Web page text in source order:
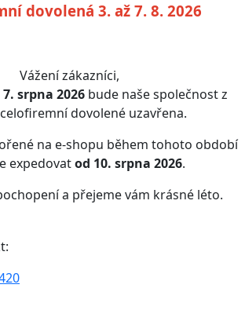
dovolená 3. až 7. 8. 2026
Vážení zákazníci,
7. srpna 2026bude naše společnost z
dovolené uzavřena.
na e-shopu během tohoto období
expedovatod 10. srpna 2026.
a přejeme vám krásné léto.